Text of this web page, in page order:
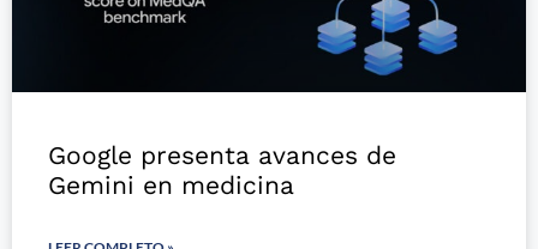
Google presenta avances de
Gemini en medicina